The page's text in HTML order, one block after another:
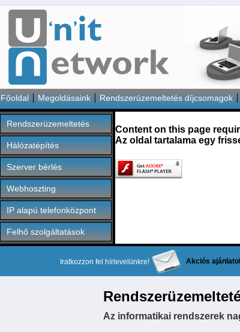
Főoldal Megoldásaink Rendszerüzemeltetés díjcsomagok
Rendszerüzemeltetés
Hálózatépítés
Szerver bérlés
Webhoszting
IP alapú telefonközpont
Felhő szolgáltatások
Content on this page
Az oldal tartalama egy
Iratkozzon fel hírlevelünkre! Akciós
Az informatikai rendszerek